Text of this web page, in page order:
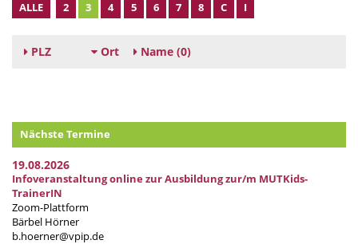
ALLE 2 3 4 5 6 7 8 C I
PLZ Ort Name (0)
Nächste Termine
19.08.2026
Infoveranstaltung online zur Ausbildung zur/m MUTKids-
TrainerIN
Zoom-Plattform
Bärbel Hörner
b.hoerner@vpip.de